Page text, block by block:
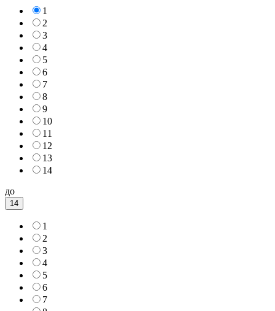
1
2
3
4
5
6
7
8
9
10
11
12
13
14
до
14
1
2
3
4
5
6
7